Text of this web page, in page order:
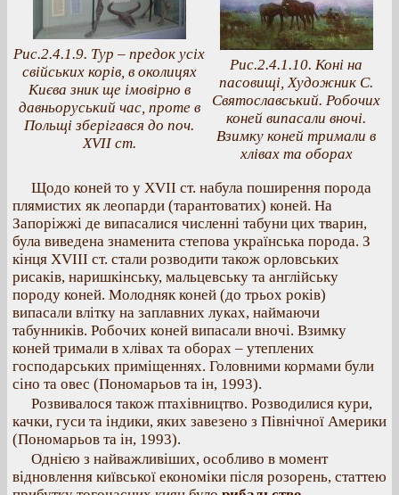
Рис.2.4.1.9. Тур – предок усіх
свійських корів, в околицях
Києва зник ще імовірно в
давньоруський час, проте в
Польщі зберігався до поч.
XVІІ ст.
Рис.2.4.1.10. Коні на
пасовищі, Художник С.
Святославський. Робочих
коней випасали вночі.
Взимку коней тримали в
хлівах та оборах
Щодо коней то у XVII ст. набула поширення порода
плямистих як леопарди (тарантоватих) коней. На
Запоріжжі де випасалися численні табуни цих тварин,
була виведена знаменита степова українська порода. З
кінця XVІII ст. стали розводити також орловських
рисаків, наришкінську, мальцевську та англійську
породу коней. Молодняк коней (до трьох років)
випасали влітку на заплавних луках, наймаючи
табунників. Робочих коней випасали вночі. Взимку
коней тримали в хлівах та оборах – утеплених
господарських приміщеннях. Головними кормами були
сіно та овес (Пономарьов та ін, 1993).
Розвивалося також птахівництво. Розводилися кури,
качки, гуси та індики, яких завезено з Північної Америки
(Пономарьов та ін, 1993).
Однією з найважливіших, особливо в момент
відновлення київської економіки після розорень, статтею